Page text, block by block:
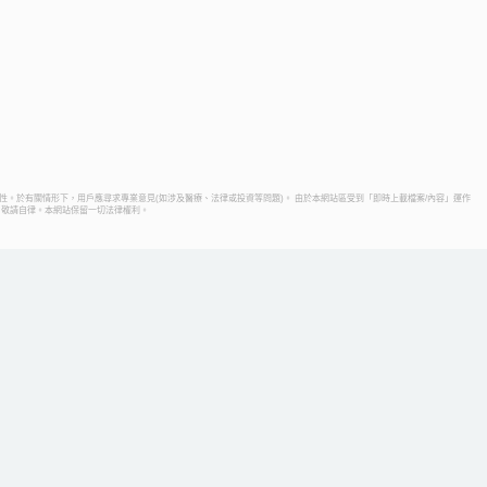
於有關情形下，用戶應尋求專業意見(如涉及醫療、法律或投資等問題)。 由於本網站區受到「即時上載檔案/內容」運作
請自律。本網站保留一切法律權利。